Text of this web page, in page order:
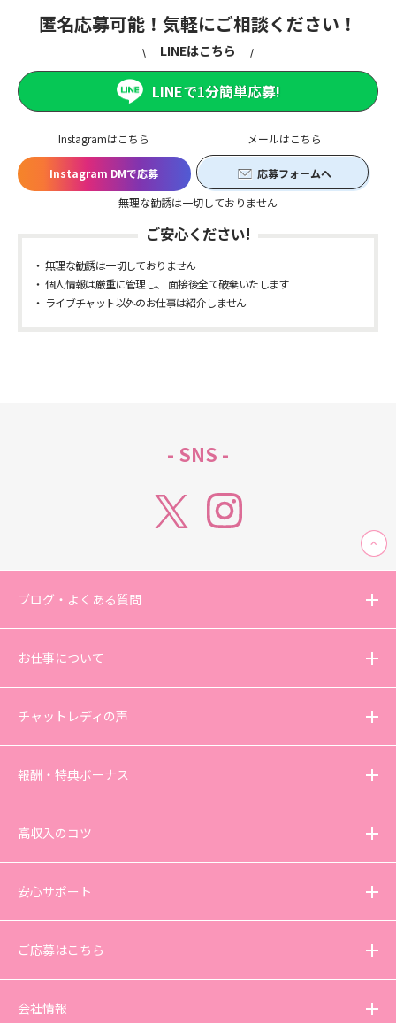
匿名応募可能！気軽にご相談ください！
Instagramはこちら
Instagram DMで応募
メールはこちら
応募フォームへ
無理な勧誘は一切しておりません
LINEはこちら
LINEで1分簡単応募!
ご安心ください!
無理な勧誘は一切しておりません
個人情報は厳重に管理し、 面接後全て破棄いたします
ライブチャット以外のお仕事は紹介しません
- SNS -
ブログ・よくある質問
お仕事について
チャットレディの声
報酬・特典ボーナス
高収入のコツ
安心サポート
ご応募はこちら
会社情報